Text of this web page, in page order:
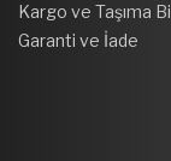
Kargo ve Taşıma
Garanti ve İade